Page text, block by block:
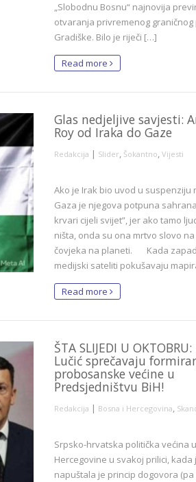
„Slobodnu Bosnu“ najnovija
otvaranja privremenog
Gradiške. Bilo je riječi […]
Read more
Glas nedjeljive savjesti:
Roy od Iraka do Gaze
Redakcija | Slider, Šokantno, Vijesti
Ako je Irak bio uvod u
Gaza je njegova potpuna
krvari cijeli svijet”, jer ako tamo
ništa, onda su ona mrtvo slovo
čovjeka na planeti. Kada
medijski sateliti pokušavaju
Read more
ŠTA SLIJEDI U
Lučić sprečavaju
probosanske većine u
Predsjedništvu BiH!
Redakcija | Bosna i Hercegovina,
Srpsko-hrvatska politička većina
Hercegovine u svakoj prilici, kada
napuštala je princip dogovora